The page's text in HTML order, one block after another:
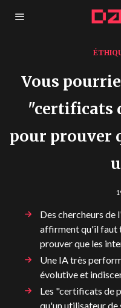
Vous
"certificats
pour prouver
Des chercheurs
affirment qu'il faut
prouver que les
Une IA très
évolutive et
Les "certificats de
qu'un utilisateur de